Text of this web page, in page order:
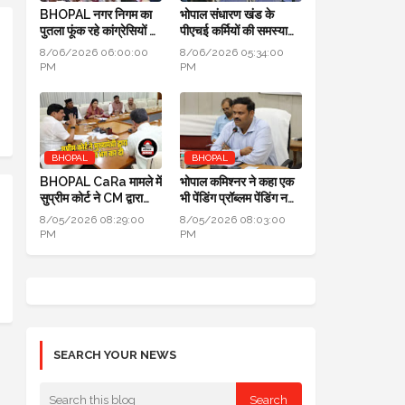
BHOPAL नगर निगम का
पुतला फूंक रहे कांग्रेसियों ने
कहा: जब एरिया कमर्शियल
नहीं तो टैक्स क्यों लिया
8/06/2026 06:00:00
PM
भोपाल संधारण खंड के
पीएचई कर्मियों की समस्याओं
का जल्द होगा निराकरण:
सुनील चतुर्वेदी SE-PHE
8/06/2026 05:34:00
PM
BHOPAL
BHOPAL CaRa मामले में
सुप्रीम कोर्ट ने CM द्वारा
बनाई समिति भंग कर दी,
BMC को फ्री हैंड
8/05/2026 08:29:00
PM
BHOPAL
भोपाल कमिश्नर ने कहा एक
भी पेंडिंग प्रॉब्लम पेंडिंग नहीं
होनी चाहिए, सबको सॉल्व
करो
8/05/2026 08:03:00
PM
SEARCH YOUR NEWS